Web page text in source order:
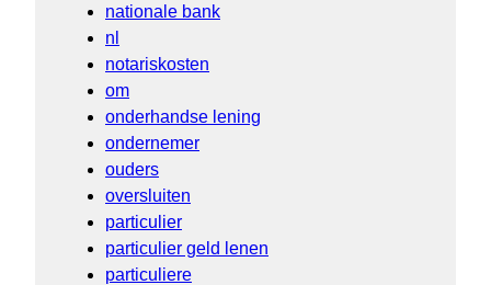
nationale bank
nl
notariskosten
om
onderhandse lening
ondernemer
ouders
oversluiten
particulier
particulier geld lenen
particuliere